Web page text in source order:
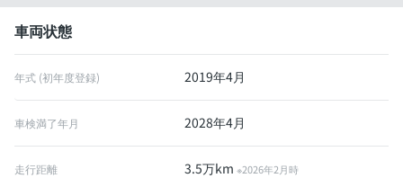
車両状態
年式 (初年度登録) 2019年4月
車検満了年月 2028年4月
走行距離 3.5万km※2026年2月時